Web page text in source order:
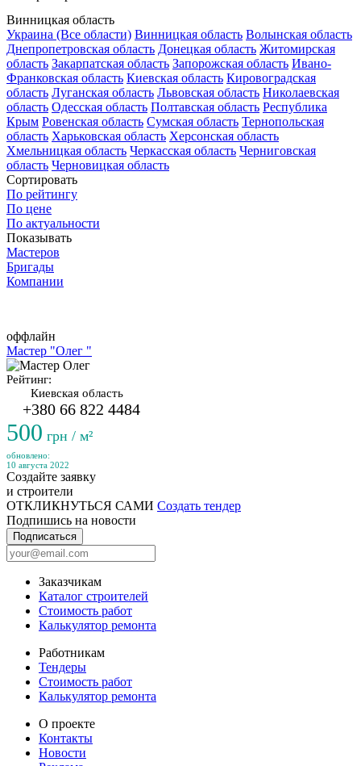
Винницкая область
Украина (Все области) Винницкая область Волынская область
Днепропетровская область Донецкая область Житомирская
область Закарпатская область Запорожская область Ивано-
Франковская область Киевская область Кировоградская
область Луганская область Львовская область Николаевская
область Одесская область Полтавская область Республика
Крым Ровенская область Сумская область Тернопольская
область Харьковская область Херсонская область
Хмельницкая область Черкасская область Черниговская
область Черновицкая область
Сортировать
По рейтингу
По цене
По актуальности
Показывать
Мастеров
Бригады
Компании
оффлайн
Мастер "Олег "
Рейтинг:
Киевская область
+380 66 822 4484
500 грн / м²
обновлено:
10 августа 2022
Создайте заявку
и строители
ОТКЛИКНУТЬСЯ САМИ Создать тендер
Подпишись на новости
Подписаться
Заказчикам
Каталог строителей
Стоимость работ
Калькулятор ремонта
Работникам
Тендеры
Стоимость работ
Калькулятор ремонта
О проекте
Контакты
Новости